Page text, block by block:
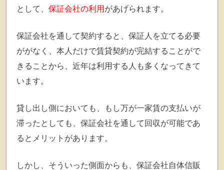
として、 保証会社の利用 があげられます。
保証会社を通して契約すると、保証人を立てる必要
ががなく、本人だけで賃貸契約が完結することがで
きることから、近年は利用する人も多くなってきて
います。
貸し出し側においても、もし万が一家賃の支払いが
滞ったとしても、保証会社を通して回収が可能であ
るとメリットがあります。
しかし、そういった側面からも、 保証会社自体信販